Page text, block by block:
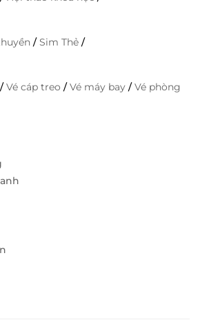
/Sim Thẻ /
/Vé cáp treo /Vé máy bay /Vé phòng